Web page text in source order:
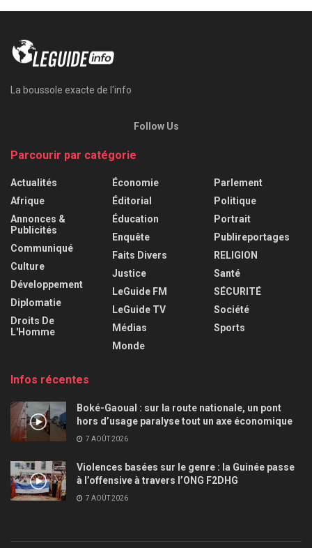
La boussole exacte de l'info
Follow Us
Parcourir par catégorie
Actualités
Afrique
Annonces &
Publicités
Communiqué
Culture
Développement
Diplomatie
Droits De
L'Homme
Économie
Éditorial
Éducation
Enquête
Faits Divers
Justice
LeGuide FM
LeGuide TV
Médias
Monde
Parlement
Politique
Portrait
Publireportages
RELIGION
Santé
SÉCURITÉ
Société
Sports
Infos récentes
Boké-Gaoual : sur la route nationale, un pont
hors d’usage paralyse tout un axe économique
7 AOÛT 2026
Violences basées sur le genre : la Guinée passe
à l’offensive à travers l’ONG F2DHG
7 AOÛT 2026